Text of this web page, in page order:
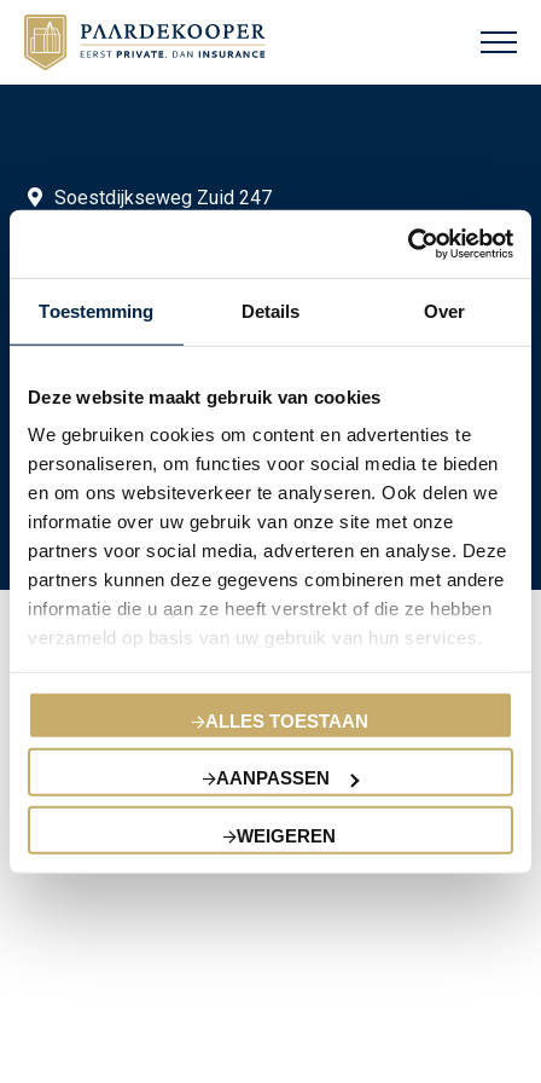
Toestemming Details Over
Deze website maakt gebruik van cookies
We gebruiken cookies om content en advertenties te
personaliseren, om functies voor social media te bieden
en om ons websiteverkeer te analyseren. Ook delen we
informatie over uw gebruik van onze site met onze
partners voor social media, adverteren en analyse. Deze
partners kunnen deze gegevens combineren met andere
informatie die u aan ze heeft verstrekt of die ze hebben
verzameld op basis van uw gebruik van hun services.
ALLES TOESTAAN
AANPASSEN
WEIGEREN
Soestdijkseweg Zuid 247
info@paardekooper.net
Volg ons op LinkedIn
Privacy Statement